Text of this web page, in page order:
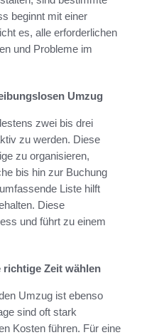
beginnt mit einer
es, alle erforderlichen
und Probleme im
Umzug
zwei bis drei
zu werden. Diese
zu organisieren,
bis hin zur Buchung
Liste hilft
Diese
und führt zu einem
richtige Zeit wählen
Umzug ist ebenso
sind oft stark
Kosten führen. Für eine